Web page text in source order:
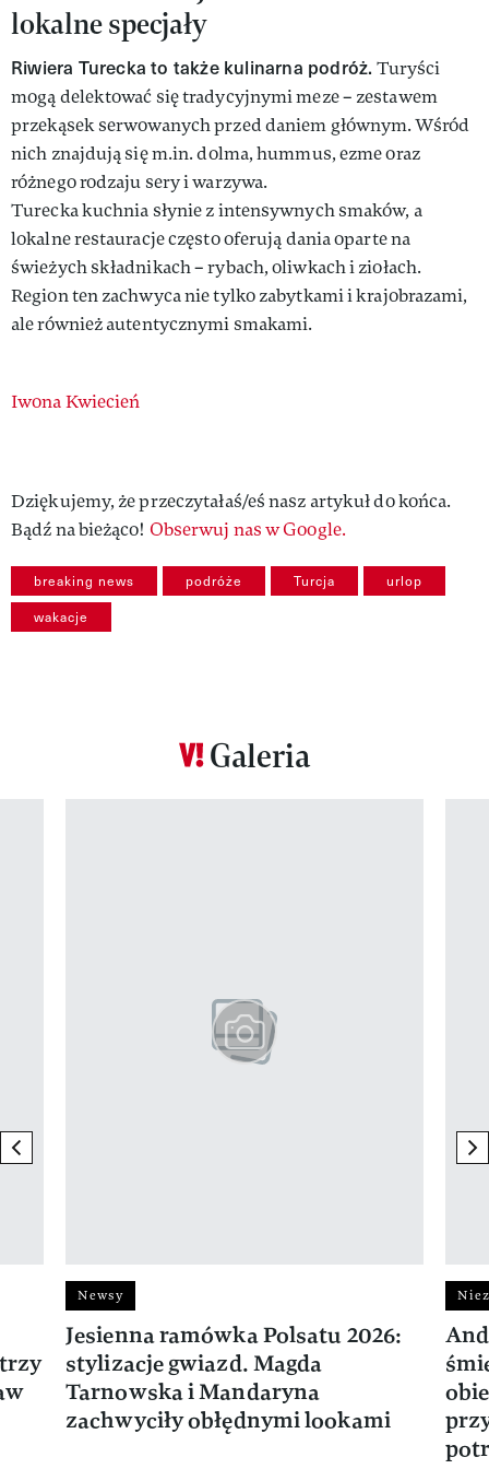
lokalne specjały
Riwiera Turecka to także kulinarna podróż. Turyści
mogą delektować się tradycyjnymi meze – zestawem
przekąsek serwowanych przed daniem głównym. Wśród
nich znajdują się m.in. dolma, hummus, ezme oraz
różnego rodzaju sery i warzywa.
Turecka kuchnia słynie z intensywnych smaków, a
lokalne restauracje często oferują dania oparte na
świeżych składnikach – rybach, oliwkach i ziołach.
Region ten zachwyca nie tylko zabytkami i krajobrazami,
ale również autentycznymi smakami.
Authors
Iwona Kwiecień
Dziękujemy, że przeczytałaś/eś nasz artykuł do końca.
Bądź na bieżąco! Obserwuj nas w Google.
breaking news podróże Turcja urlop
wakacje
Galeria
previous element
Newsy
Jesienna ramówka Polsatu 2026:
stylizacje gwiazd. Magda
Tarnowska i Mandaryna
zachwyciły obłędnymi lookami